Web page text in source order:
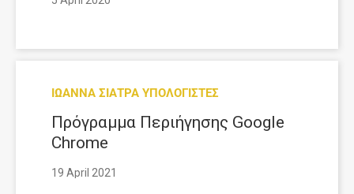
ΙΩΑΝΝΑ ΣΙΑΤΡΑ ΥΠΟΛΟΓΙΣΤΕΣ
Πρόγραμμα Περιήγησης Google
Chrome
19 April 2021